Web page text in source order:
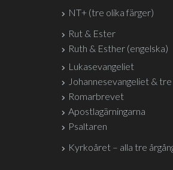
NT+ (tre olika färger)
Rut & Ester
Ruth & Esther (engelska)
Lukasevangeliet
Johannesevangeliet &
Romarbrevet
Apostlagärningarna
Psaltaren
Kyrkoåret – alla tre